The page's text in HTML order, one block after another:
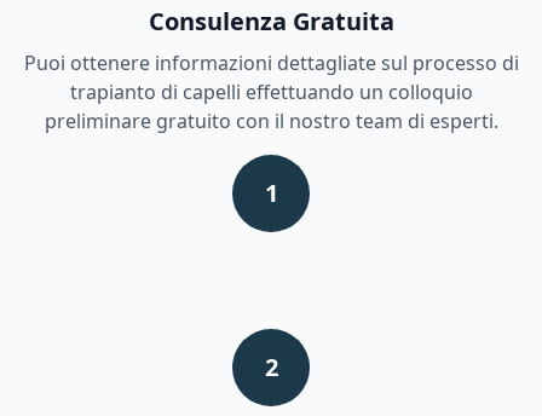
Consulenza Gratuita
Puoi ottenere informazioni dettagliate sul processo di
trapianto di capelli effettuando un colloquio
preliminare gratuito con il nostro team di esperti.
1
2